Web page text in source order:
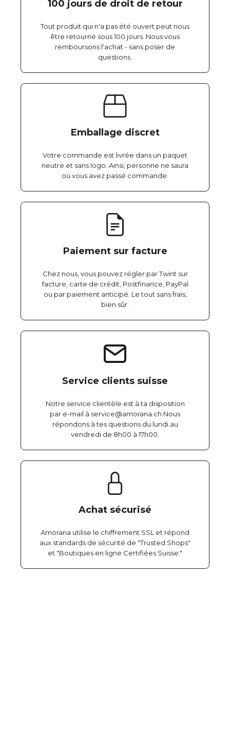
100 jours de droit de retour
Tout produit qui n'a pas été ouvert peut nous
être retourné sous 100 jours. Nous vous
remboursons l'achat - sans poser de
questions.
Emballage discret
Votre commande est livrée dans un paquet
neutre et sans logo. Ainsi, personne ne saura
où vous avez passé commande.
Paiement sur facture
Chez nous, vous pouvez régler par Twint sur
facture, carte de crédit, Postfinance, PayPal
ou par paiement anticipé. Le tout sans frais,
bien sûr.
Service clients suisse
Notre service clientèle est à ta disposition
par e-mail à service@amorana.ch Nous
répondons à tes questions du lundi au
vendredi de 8h00 à 17h00.
Achat sécurisé
Amorana utilise le chiffrement SSL et répond
aux standards de sécurité de "Trusted Shops"
et "Boutiques en ligne Certifiées Suisse."